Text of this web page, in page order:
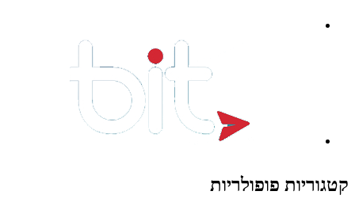
קטגוריות פופולריות